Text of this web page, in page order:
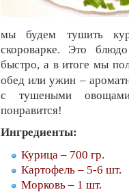
мы будем тушить
скороварке. Это
быстро, а в итоге мы
обед или ужин –
с тушеными
понравится!
Ингредиенты:
Курица – 700 гр.
Картофель – 5-6 шт.
Морковь – 1 шт.